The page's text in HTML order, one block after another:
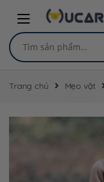
navigation
content
Tìm
kiếm:
Trang chủ Mẹo vặt